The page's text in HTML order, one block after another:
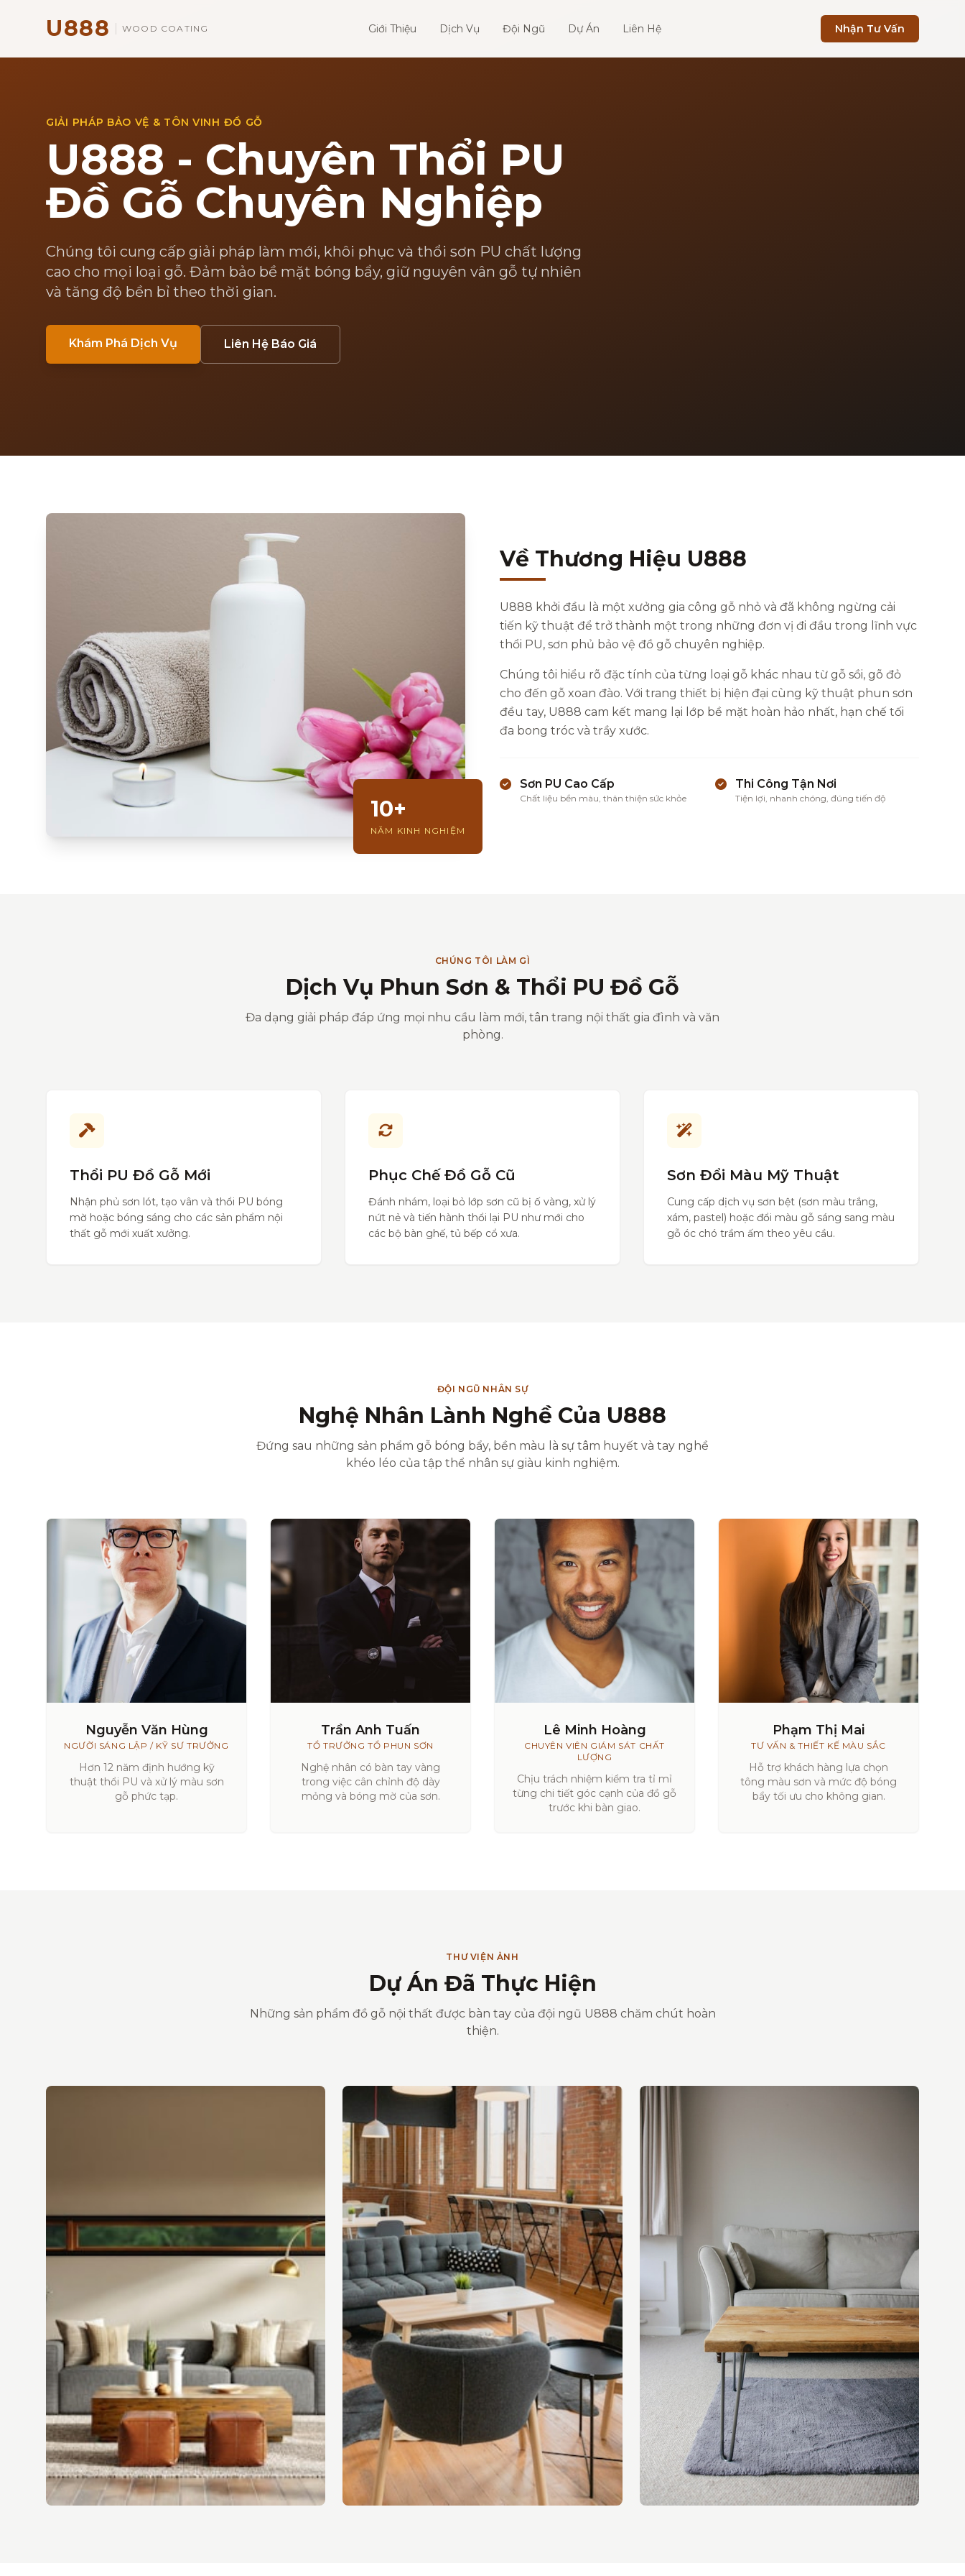
U888 WOOD COATING Giới Thiệu Dịch Vụ Đội Ngũ Dự Án Liên Hệ Nhận Tư Vấn
GIẢI PHÁP BẢO VỆ & TÔN VINH ĐỒ GỖ
U888 - Chuyên Thổi PU
Đồ Gỗ Chuyên Nghiệp
Chúng tôi cung cấp giải pháp làm mới, khôi phục và thổi sơn PU chất lượng
cao cho mọi loại gỗ. Đảm bảo bề mặt bóng bẩy, giữ nguyên vân gỗ tự nhiên
và tăng độ bền bỉ theo thời gian.
Khám Phá Dịch Vụ Liên Hệ Báo Giá
10+
NĂM KINH NGHIỆM
Về Thương Hiệu U888
U888 khởi đầu là một xưởng gia công gỗ nhỏ và đã không ngừng cải
tiến kỹ thuật để trở thành một trong những đơn vị đi đầu trong lĩnh vực
thổi PU, sơn phủ bảo vệ đồ gỗ chuyên nghiệp.
Chúng tôi hiểu rõ đặc tính của từng loại gỗ khác nhau từ gỗ sồi, gõ đỏ
cho đến gỗ xoan đào. Với trang thiết bị hiện đại cùng kỹ thuật phun sơn
đều tay, U888 cam kết mang lại lớp bề mặt hoàn hảo nhất, hạn chế tối
đa bong tróc và trầy xước.
Sơn PU Cao Cấp
Chất liệu bền màu, thân thiện sức khỏe
Thi Công Tận Nơi
Tiện lợi, nhanh chóng, đúng tiến độ
CHÚNG TÔI LÀM GÌ
Dịch Vụ Phun Sơn & Thổi PU Đồ Gỗ
Đa dạng giải pháp đáp ứng mọi nhu cầu làm mới, tân trang nội thất gia đình và văn
phòng.
Thổi PU Đồ Gỗ Mới
Nhận phủ sơn lót, tạo vân và thổi PU bóng
mờ hoặc bóng sáng cho các sản phẩm nội
thất gỗ mới xuất xưởng.
Phục Chế Đồ Gỗ Cũ
Đánh nhám, loại bỏ lớp sơn cũ bị ố vàng, xử lý
nứt nẻ và tiến hành thổi lại PU như mới cho
các bộ bàn ghế, tủ bếp cổ xưa.
Sơn Đổi Màu Mỹ Thuật
Cung cấp dịch vụ sơn bệt (sơn màu trắng,
xám, pastel) hoặc đổi màu gỗ sáng sang màu
gỗ óc chó trầm ấm theo yêu cầu.
ĐỘI NGŨ NHÂN SỰ
Nghệ Nhân Lành Nghề Của U888
Đứng sau những sản phẩm gỗ bóng bẩy, bền màu là sự tâm huyết và tay nghề
khéo léo của tập thể nhân sự giàu kinh nghiệm.
Nguyễn Văn Hùng
NGƯỜI SÁNG LẬP / KỸ SƯ TRƯỞNG
Hơn 12 năm định hướng kỹ
thuật thổi PU và xử lý màu sơn
gỗ phức tạp.
Trần Anh Tuấn
TỔ TRƯỞNG TỔ PHUN SƠN
Nghệ nhân có bàn tay vàng
trong việc cân chỉnh độ dày
mỏng và bóng mờ của sơn.
Lê Minh Hoàng
CHUYÊN VIÊN GIÁM SÁT CHẤT
LƯỢNG
Chịu trách nhiệm kiểm tra tỉ mỉ
từng chi tiết góc cạnh của đồ gỗ
trước khi bàn giao.
Phạm Thị Mai
TƯ VẤN & THIẾT KẾ MÀU SẮC
Hỗ trợ khách hàng lựa chọn
tông màu sơn và mức độ bóng
bẩy tối ưu cho không gian.
THƯ VIỆN ẢNH
Dự Án Đã Thực Hiện
Những sản phẩm đồ gỗ nội thất được bàn tay của đội ngũ U888 chăm chút hoàn
thiện.